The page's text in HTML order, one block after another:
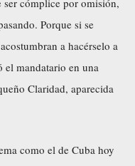
Porque si se
a hacérselo a
el mandatario en una
Claridad, aparecida
como el de Cuba hoy